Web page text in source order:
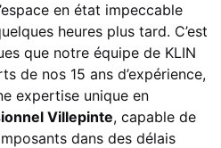
en état impeccable
heures plus tard. C’est
que notre équipe de KLIN
de nos 15 ans d’expérience,
expertise unique en
Villepinte, capable de
dans des délais